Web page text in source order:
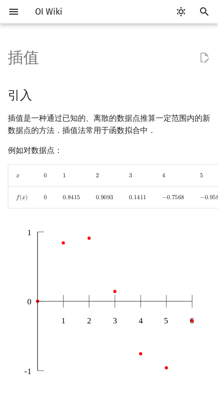
OI Wiki
入
以
始
搜
Getting Started
关于本项目
如何参与
OI Wiki 不是什么
数学符号表
F.A.Q.
镜像站列表
比赛相关简介
赛事
题型
学习路线
技巧
常见错误
常见技巧
出题
工具软件简介
代码编辑工具
VS Code
Atom
Notepad++
Kate
Xcode
Sublime Text
评测工具 Cena
CCR Plus
命令行
编译器
WSL (Windows 10)
Special Judge
Generator
Validator
Checker
OJ 工具
语言基础简介
C++ 基础
变量
运算
高级数据类型
函数
C++ 标准库 STL 算法
bitset
pair
C++ 进阶
值类别
重载运算符
常量
新版 C++ 特性
Pascal 转 C++ 急救
Python 速成
Java 速成
算法基础简介
复杂度
枚举
模拟
贪心
排序
冒泡排序
插入排序
基数排序
快速排序
希尔排序
Tim 排序
前缀和 & 差分
搜索部分简介
DFS（搜索）
BFS（搜索）
双向搜索
A*
迭代加深搜索
Alpha–Beta 剪枝
动态规划部分简介
动态规划基础
记忆化搜索
背包 DP
DAG 上的 DP
树形 DP
状压 DP
计数 DP
DP 套 DP
斜率优化
四边形不等式优化
WQS 二分
状态设计优化
字符串部分简介
字符串基础
标准库
字符串匹配
字典树 (Trie)
前缀函数与 KMP 算法
Boyer–Moore 算法
后缀数组 (SA)
广义后缀自动机
数字系统简介
进位制
平衡三进制
格雷码
数论基础
模算术简介
素数
最大公约数
筛法
分解质因数
裴蜀定理 & 一次不定方程
线性同余方程
阶乘取模
多项式与生成函数简介
代数基本定理
快速傅里叶变换
快速数论变换
Chirp Z 变换
多项式牛顿迭代
多项式多点求值|快速插值
多项式平移|连续点值平移
形式幂级数复合|复合逆
排列组合
抽屉原理
容斥原理
斐波那契数列
卡特兰数
斯特林数
贝尔数
Eulerian Number
Pólya 计数
线性代数简介
向量
内积和外积
矩阵
行列式
线性空间
线性基
对角化
线性规划基础
单纯形法
基本概念
群论
环论
域论
基本概念
条件概率与独立性
随机变量
随机变量的数字特征
博弈论简介
公平组合游戏
零和游戏
非公平组合游戏
引入
Lagrange 插值法
横坐标是连续整数的
Lagrange 插值
Newton 插值法
横坐标是连续整数的
Newton 插值
C++ 中的实现
数据结构部分简介
栈
队列
链表
并查集
堆
配对堆
左偏树
块状数据结构
块状链表
树分块
李超线段树
猫树
值
Kinetic Tournament Tree
划分树
Splay 树
WBLT
笛卡尔树
Size Balanced Tree
AA 树
可持久化块状数组
可持久化平衡树
可持久化可并堆
线段树套平衡树
树状数组套权值线段树
Euler Tour Tree
Top Tree
图论部分简介
图论相关概念
图的存储
DFS（图论）
树上问题
树的中心
树的重心
树链剖分
树上启发式合并
AHU 算法
树上随机游走
有向无环图
拓扑排序
k 短路
同余最短路
最小直径生成树
斯坦纳树
割点和桥
圆方树
环计数问题
最小割
费用流
Stoer–Wagner 算法
二分图最大权匹配
一般图最大匹配
稳定匹配
计算几何部分简介
二维计算几何基础
三维计算几何基础
距离
三角剖分
凸包
扫描线
平面最近点对
计算几何杂项
杂项简介
离散化
双指针
离线算法
整体二分
莫队算法
随机化
爬山算法
模拟退火
悬线法
有限状态自动机
约瑟夫问题
主元素问题
RMQ
并查集应用
括号序列
线段树与离线询问
插值
引入
插值是一种通过已知的、离散的数据点推算一定范围内的新
数据点的方法．插值法常用于函数拟合中．
例如对数据点：
𝑥
x 0
0 1
1 2
2 3
3 4
4 5
5
𝑓(𝑥)
f(x) 0
0 0.8415
0.8415 0.9093
0.9093 0.1411
0.1411 −0.7568
−0.7568 −0.95
−